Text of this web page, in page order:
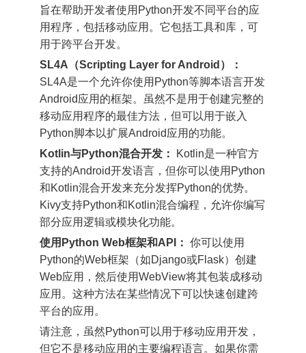
旨在帮助开发者使用Python开发不同平台的应
用程序，包括移动应用。它包括工具和库，可
用于跨平台开发。
SL4A（Scripting Layer for Android）：
SL4A是一个允许你使用Python等脚本语言开发
Android应用的框架。虽然不是用于创建完整的
移动应用程序的最佳方法，但可以用于嵌入
Python脚本以扩展Android应用的功能。
Kotlin与Python混合开发：
Kotlin是一种官方
支持的Android开发语言，但你可以使用Python
和Kotlin混合开发来充分发挥Python的优势。
Kivy支持Python和Kotlin混合编程，允许你编写
部分应用逻辑或模块化功能。
使用Python Web框架和API： 你可以使用
Python的Web框架（如Django或Flask）创建
Web应用，然后使用WebView将其包装成移动
应用。这种方法在某些情况下可以快速创建跨
平台的应用。
请注意，虽然Python可以用于移动应用开发，
但它不是移动应用的主要编程语言。如果你需